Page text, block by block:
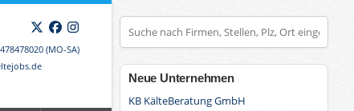
X Facebook
(MO-SA)
Neue Unternehmen
KB KälteBeratung GmbH